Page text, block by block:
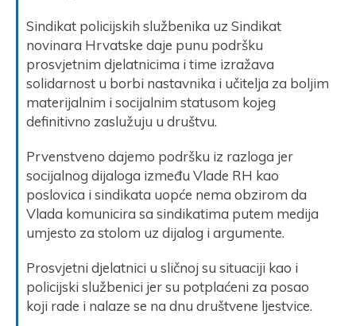
Sindikat policijskih službenika uz Sindikat
novinara Hrvatske daje punu podršku
prosvjetnim djelatnicima i time izražava
solidarnost u borbi nastavnika i učitelja za boljim
materijalnim i socijalnim statusom kojeg
definitivno zaslužuju u društvu.
Prvenstveno dajemo podršku iz razloga jer
socijalnog dijaloga između Vlade RH kao
poslovica i sindikata uopće nema obzirom da
Vlada komunicira sa sindikatima putem medija
umjesto za stolom uz dijalog i argumente.
Prosvjetni djelatnici u sličnoj su situaciji kao i
policijski službenici jer su potplaćeni za posao
koji rade i nalaze se na dnu društvene ljestvice.